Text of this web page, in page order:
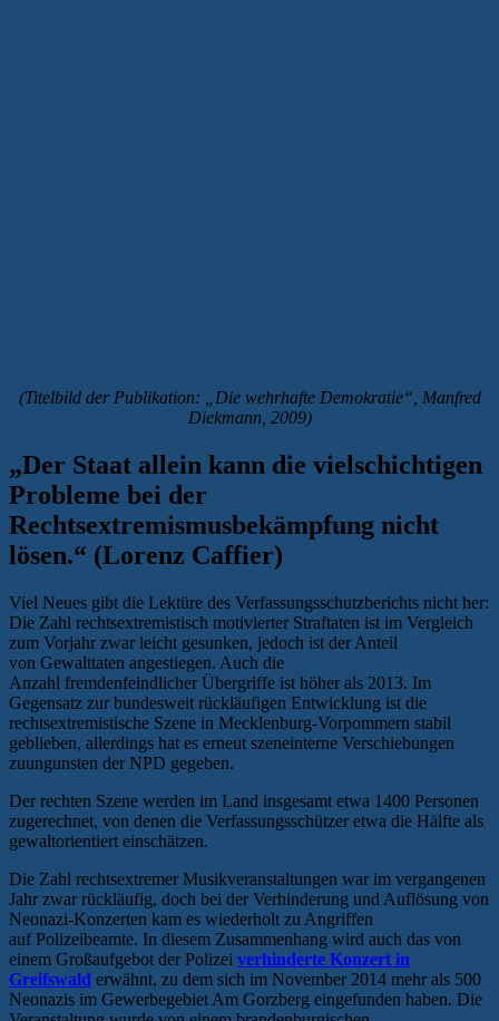
(Titelbild der Publikation: „Die wehrhafte Demokratie“, Manfred
Diekmann, 2009)
„Der Staat allein kann die vielschichtigen
Probleme bei der
Rechtsextremismusbekämpfung nicht
lösen.“ (Lorenz Caffier)
Viel Neues gibt die Lektüre des Verfassungsschutzberichts nicht her:
Die Zahl rechtsextremistisch motivierter Straftaten ist im Vergleich
zum Vorjahr zwar leicht gesunken, jedoch ist der Anteil
von Gewalttaten angestiegen. Auch die
Anzahl fremdenfeindlicher Übergriffe ist höher als 2013. Im
Gegensatz zur bundesweit rückläufigen Entwicklung ist die
rechtsextremistische Szene in Mecklenburg-Vorpommern stabil
geblieben, allerdings hat es erneut szeneinterne Verschiebungen
zuungunsten der NPD gegeben.
Der rechten Szene werden im Land insgesamt etwa 1400 Personen
zugerechnet, von denen die Verfassungsschützer etwa die Hälfte als
gewaltorientiert einschätzen.
Die Zahl rechtsextremer Musikveranstaltungen war im vergangenen
Jahr zwar rückläufig, doch bei der Verhinderung und Auflösung von
Neonazi-Konzerten kam es wiederholt zu Angriffen
auf Polizeibeamte. In diesem Zusammenhang wird auch das von
einem Großaufgebot der Polizei verhinderte Konzert in
Greifswald erwähnt, zu dem sich im November 2014 mehr als 500
Neonazis im Gewerbegebiet Am Gorzberg eingefunden haben. Die